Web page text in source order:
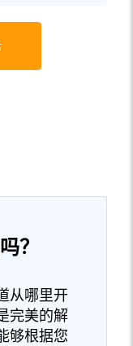
？
从哪里开
完美的解
够根据您